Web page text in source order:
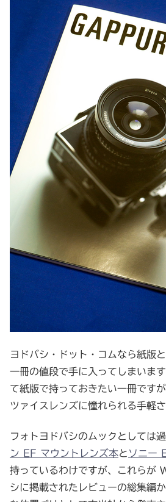
ヨドバシ・ドット・コムなら紙版
一冊の値段で手に入ってしまいま
て紙版で持っておきたい一冊です
ツァイスレンズに憧れられる手軽
フォトヨドバシのムックとしては
ン EF マウントレンズ本と ソニー
持っているわけですが、これらが
シに掲載されたレビューの総集編